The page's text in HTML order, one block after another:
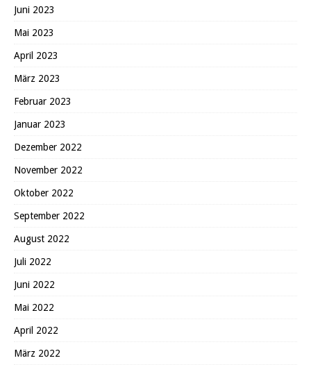
Juni 2023
Mai 2023
April 2023
März 2023
Februar 2023
Januar 2023
Dezember 2022
November 2022
Oktober 2022
September 2022
August 2022
Juli 2022
Juni 2022
Mai 2022
April 2022
März 2022